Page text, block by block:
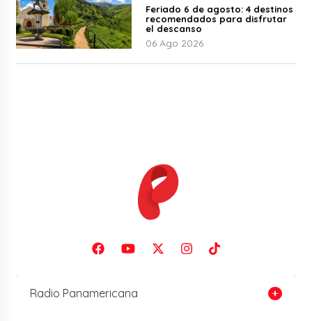
Feriado 6 de agosto: 4 destinos
recomendados para disfrutar
el descanso
06 Ago 2026
Radio Panamericana